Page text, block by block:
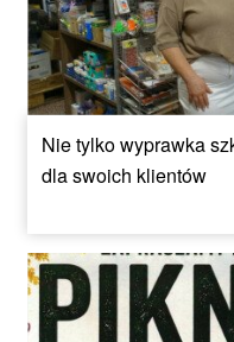
Nie tylko wyprawka
dla swoich klientów